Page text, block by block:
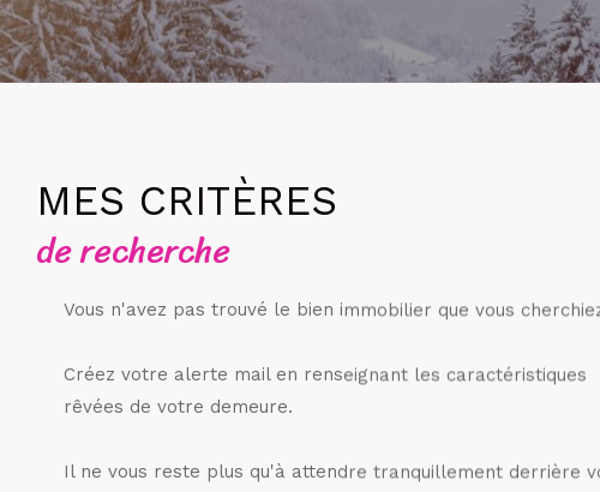
MES CRITÈRES
de recherche
Vous n'avez pas trouvé le bien immobilier que vous
Créez votre alerte mail en renseignant les caractéristiques
rêvées de votre demeure.
Il ne vous reste plus qu'à attendre tranquillement derrière